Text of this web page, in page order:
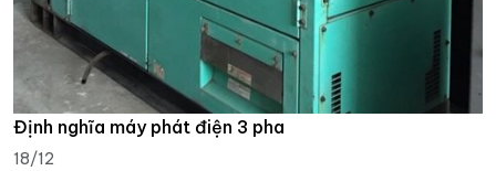
Định nghĩa máy phát điện 3 pha
18/12